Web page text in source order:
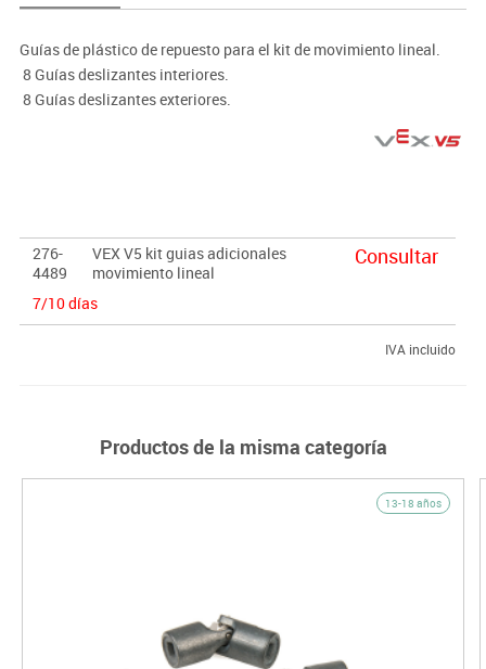
Guías de plástico de repuesto para el kit de movimiento lineal.
 8 Guías deslizantes interiores.
 8 Guías deslizantes exteriores.
276-
4489
VEX V5 kit guias adicionales
movimiento lineal
7/10 días
Consultar
IVA incluido
Productos de la misma categoría
13-18 años